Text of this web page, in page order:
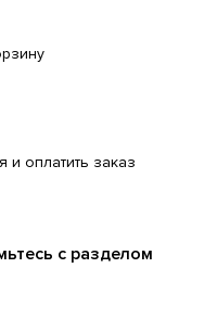
РТА
и оплатить заказ
с разделом